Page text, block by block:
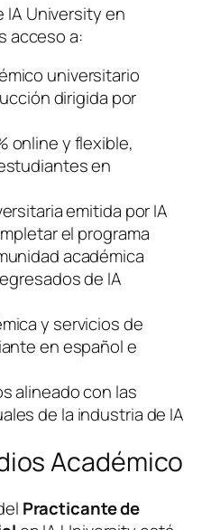
University en
acceso a:
universitario
dirigida por
online y flexible,
en
emitida por IA
el programa
académica
de IA
y servicios de
en español e
alineado con las
de la industria de IA
Académico
Practicante de